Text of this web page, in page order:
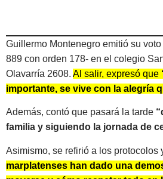
Guillermo Montenegro emitió su
889 con orden 178- en el colegio
Olavarría 2608. Al salir, expresó que
importante, se vive con la alegría
Además, contó que pasará la tarde
familia y siguiendo la jornada de
Asimismo, se refirió a los protocolos
marplatenses han dado una